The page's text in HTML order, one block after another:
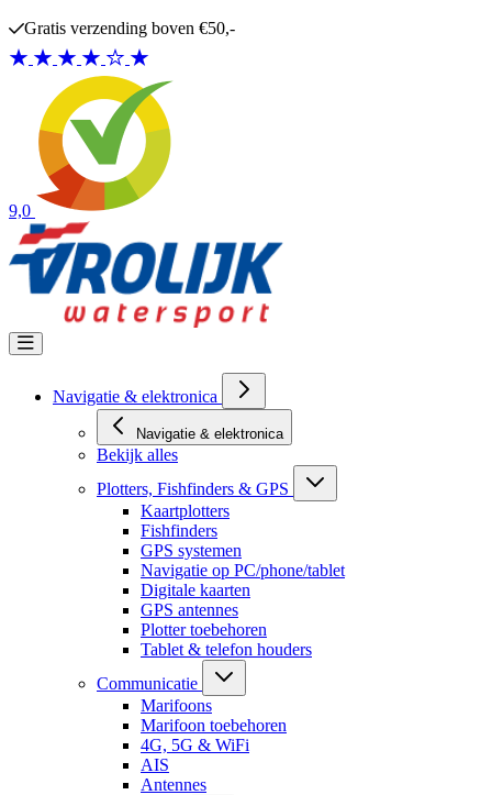
Gratis verzending boven €50,-
9,0
Navigatie & elektronica
Navigatie & elektronica
Bekijk alles
Plotters, Fishfinders & GPS
Kaartplotters
Fishfinders
GPS systemen
Navigatie op PC/phone/tablet
Digitale kaarten
GPS antennes
Plotter toebehoren
Tablet & telefon houders
Communicatie
Marifoons
Marifoon toebehoren
4G, 5G & WiFi
AIS
Antennes